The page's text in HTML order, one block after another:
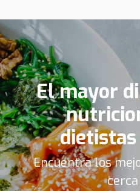
El mayor
dietistas
Encuentra los